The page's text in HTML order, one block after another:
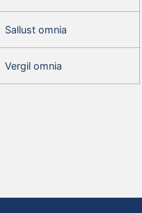
Sallust omnia
Vergil omnia